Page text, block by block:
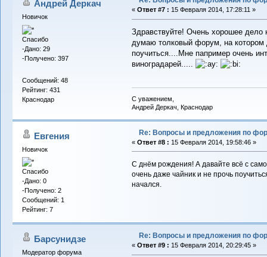
Андрей Деркач
Новичок
Спасибо
-Дано: 29
-Получено: 397
Сообщений: 48
Рейтинг: 431
Краснодар
« Ответ #7 : 15 Февраля 2014, 17:28:11 »
Здравствуйте! Очень хорошее дело
думаю толковый форум, на котором
поучиться....Мне папример очень
виноградарей.....
С уважением,
Андрей Деркач, Краснодар
Евгения
Новичок
Спасибо
-Дано: 0
-Получено: 2
Сообщений: 1
Рейтинг: 7
Re: Вопросы и предложения по
« Ответ #8 : 15 Февраля 2014, 19:58:46 »
С днём рождения! А давайте всё с
очень даже чайник и не прочь
начался.
Барсунидзе
Модератор форума
Re: Вопросы и предложения по
« Ответ #9 : 15 Февраля 2014, 20:29:45 »